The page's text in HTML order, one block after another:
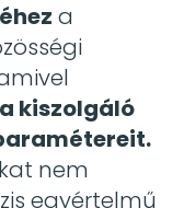
a
kiszolgáló
nem
egyértelmű